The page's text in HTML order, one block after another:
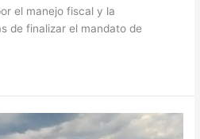
el manejo fiscal y la
de finalizar el mandato de